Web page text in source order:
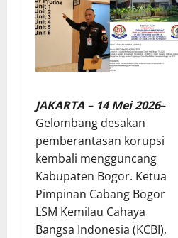
JAKARTA – 14 Mei 2026–
Gelombang desakan
pemberantasan korupsi
kembali mengguncang
Kabupaten Bogor. Ketua
Pimpinan Cabang Bogor
LSM Kemilau Cahaya
Bangsa Indonesia (KCBI),